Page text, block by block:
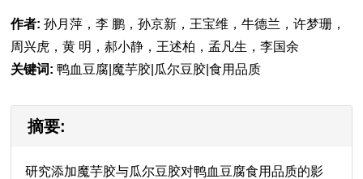
作者:孙月萍，李 鹏，孙京新，王宝维，牛德兰，许梦珊，
周兴虎，黄 明，郝小静，王述柏，孟凡生，李国余
关键词: 鸭血豆腐|魔芋胶|瓜尔豆胶|食用品质
摘要:
研究添加魔芋胶与瓜尔豆胶对鸭血豆腐食用品质的影